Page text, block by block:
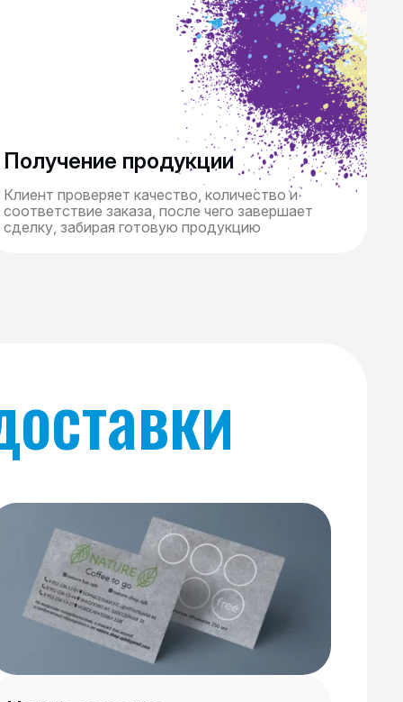
Получение продукции
Клиент проверяет качество, количество и
соответствие заказа, после чего завершает
сделку, забирая готовую продукцию